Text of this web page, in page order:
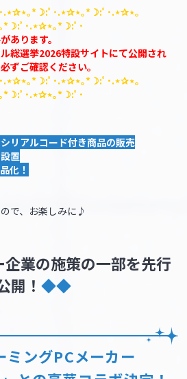
｡*☽:ﾟ･.⋆✰⋆｡*☽:ﾟ･.⋆✰⋆｡
ﾟ･.⋆✰⋆｡*☽:ﾟ･
あります。
総選挙2026特設サイトにて公開され
ずご確認ください。
｡*☽:ﾟ･.⋆✰⋆｡*☽:ﾟ･.⋆✰⋆｡
ﾟ･.⋆✰⋆｡*☽:ﾟ･
リアルコード付き商品の販売
置
化！
で、お楽しみに♪
企業の施策の一部を先行
開！ ◆◆
ミングPCメーカー